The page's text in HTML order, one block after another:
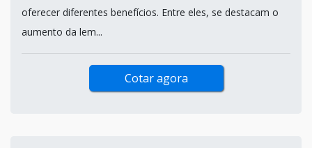
oferecer diferentes benefícios. Entre eles, se destacam o
aumento da lem...
Cotar agora